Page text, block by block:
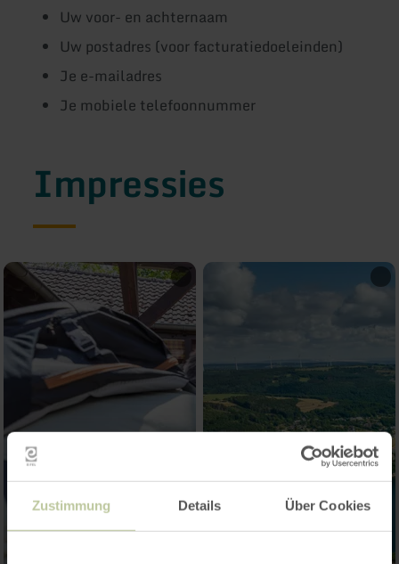
Zustimmung Details Über Cookies
Uw voor- en achternaam
Uw postadres (voor facturatiedoeleinden)
Je e-mailadres
Je mobiele telefoonnummer
Impressies